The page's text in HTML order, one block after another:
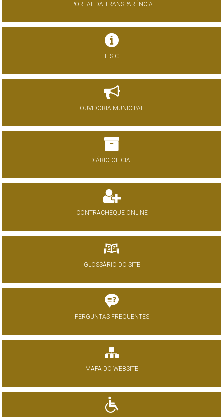
PORTAL DA TRANSPARÊNCIA
E-SIC
OUVIDORIA MUNICIPAL
DIÁRIO OFICIAL
CONTRACHEQUE ONLINE
GLOSSÁRIO DO SITE
PERGUNTAS FREQUENTES
MAPA DO WEBSITE